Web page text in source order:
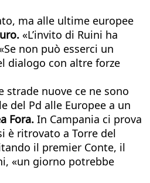
ma alle ultime europee
«L’invito di Ruini ha
non può esserci un
dialogo con altre forze
nuove ce ne sono
del Pd alle Europee a un
Fora. In Campania ci prova
è ritrovato a Torre del
il premier Conte, il
«un giorno potrebbe